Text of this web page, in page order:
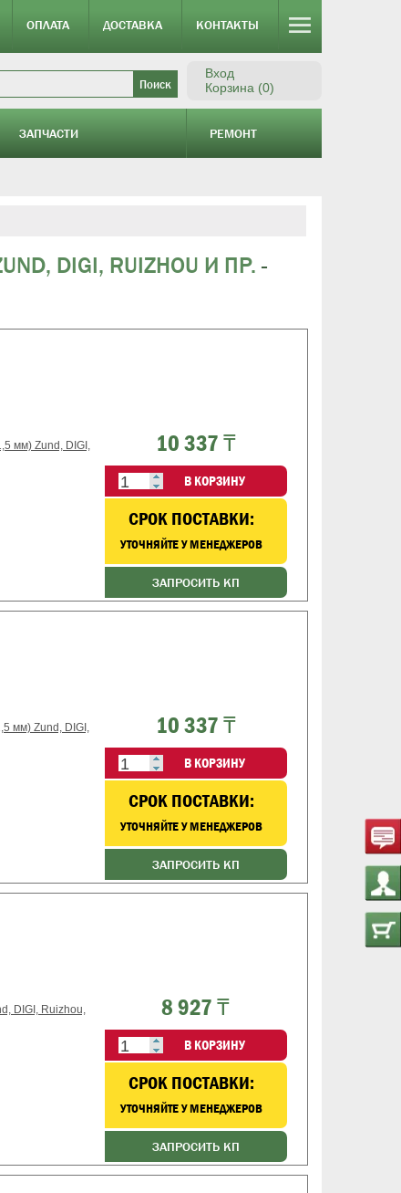
ОПЛАТА ДОСТАВКА КОНТАКТЫ
Вход
Корзина (0)
ЗАПЧАСТИ РЕМОНТ
DIGI, RUIZHOU И ПР. -
мм) Zund, DIGI,
10 337 ₸
В КОРЗИНУ
CРОК ПОСТАВКИ:
УТОЧНЯЙТЕ У МЕНЕДЖЕРОВ
ЗАПРОСИТЬ КП
мм) Zund, DIGI,
10 337 ₸
В КОРЗИНУ
CРОК ПОСТАВКИ:
УТОЧНЯЙТЕ У МЕНЕДЖЕРОВ
ЗАПРОСИТЬ КП
DIGI, Ruizhou,
8 927 ₸
В КОРЗИНУ
CРОК ПОСТАВКИ:
УТОЧНЯЙТЕ У МЕНЕДЖЕРОВ
ЗАПРОСИТЬ КП